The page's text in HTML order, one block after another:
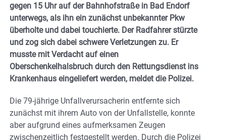
gegen 15 Uhr auf der Bahnhofstraße in Bad Endorf
unterwegs, als ihn ein zunächst unbekannter Pkw
überholte und dabei touchierte. Der Radfahrer stürzte
und zog sich dabei schwere Verletzungen zu. Er
musste mit Verdacht auf einen
Oberschenkelhalsbruch durch den Rettungsdienst ins
Krankenhaus eingeliefert werden, meldet die Polizei.
Die 79-jährige Unfallverursacherin entfernte sich
zunächst mit ihrem Auto von der Unfallstelle, konnte
aber aufgrund eines aufmerksamen Zeugen
zwischenzeitlich festgestellt werden. Durch die Polizei